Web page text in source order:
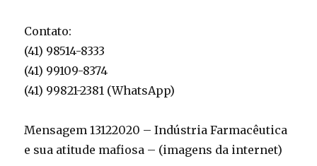
Contato:
(41) 98514-8333
(41) 99109-8374
(41) 99821-2381 (WhatsApp)
Mensagem 13122020 – Indústria Farmacêutica
e sua atitude mafiosa – (imagens da internet)